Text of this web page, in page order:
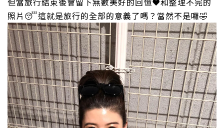
照片 😴這就是旅行的全部的意義了嗎？當然不是囉🤣